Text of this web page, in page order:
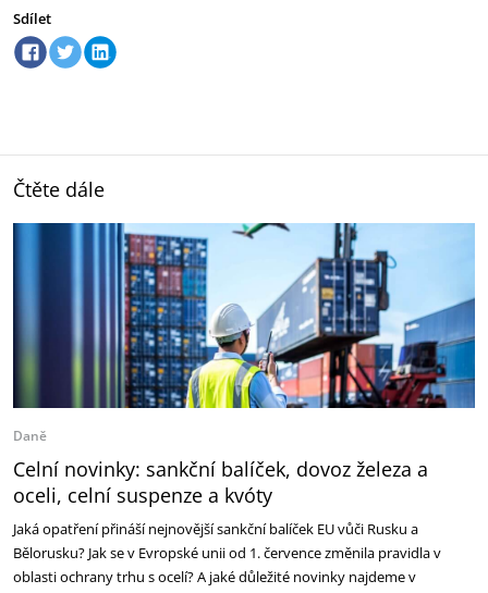
Sdílet
Čtěte dále
Daně
Celní novinky: sankční balíček, dovoz železa a
oceli, celní suspenze a kvóty
Jaká opatření přináší nejnovější sankční balíček EU vůči Rusku a
Bělorusku? Jak se v Evropské unii od 1. července změnila pravidla v
oblasti ochrany trhu s ocelí? A jaké důležité novinky najdeme v